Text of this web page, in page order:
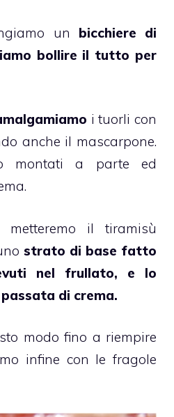
un bicchiere di
bollire il tutto per
i tuorli con
anche il mascarpone.
montati a parte ed
il tiramisù
strato di base fatto
nel frullato, e lo
di crema.
modo fino a riempire
infine con le fragole